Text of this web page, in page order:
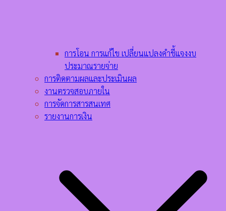
การโอน การแก้ไข เปลี่ยนแปลงคำชี้แจงงบ
ประมาณรายจ่าย
การติดตามผลและประเมินผล
งานตรวจสอบภายใน
การจัดการสารสนเทศ
รายงานการเงิน